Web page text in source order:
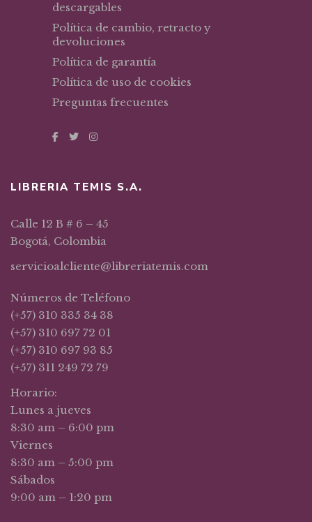
descargables
Política de cambio, retracto y
devoluciones
Política de garantía
Política de uso de cookies
Preguntas frecuentes
LIBRERIA TEMIS S.A.
Calle 12 B # 6 – 45
Bogotá, Colombia
servicioalcliente@libreriatemis.com
Números de Teléfono
(+57) 310 335 34 38
(+57) 310 697 72 01
(+57) 310 697 93 85
(+57) 311 249 72 79
Horario:
Lunes a jueves
8:30 am – 6:00 pm
Viernes
8:30 am – 5:00 pm
Sábados
9:00 am – 1:20 pm